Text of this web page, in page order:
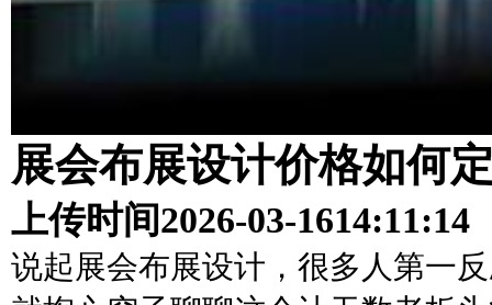
展会布展设计价格如何
上传时间2026-03-1614:11:14
说起展会布展设计，很多人第一